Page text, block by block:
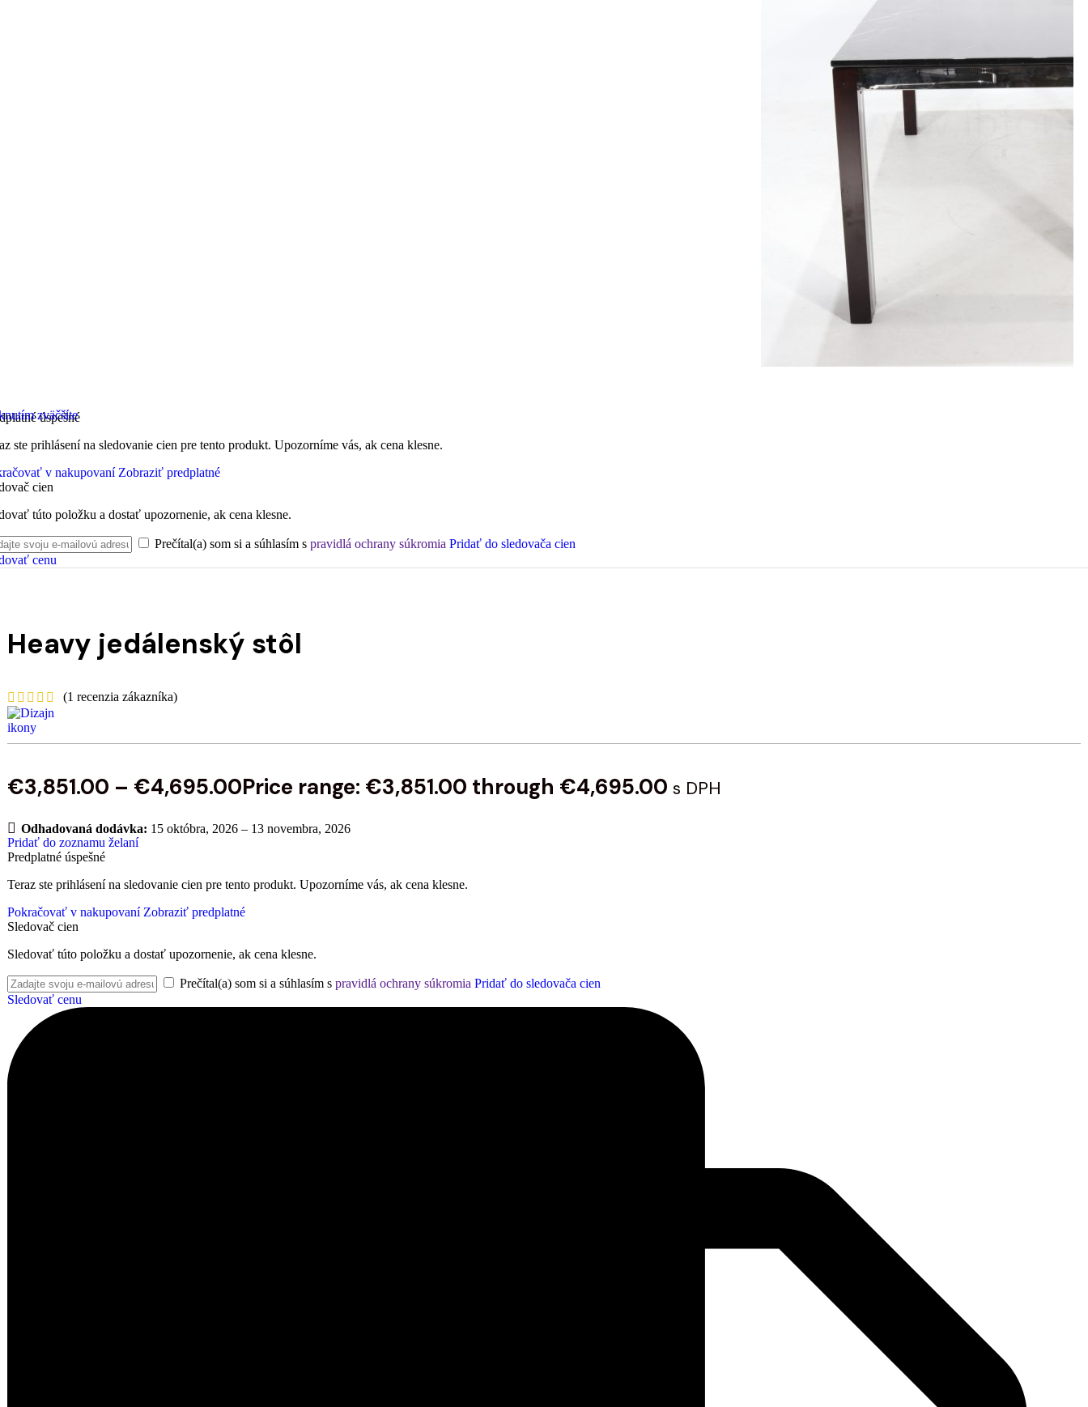
zväčšíte
úspešné
ste prihlásení na sledovanie cien pre tento produkt. Upozorníme vás, ak cena klesne.
v nakupovaní Zobraziť predplatné
cien
túto položku a dostať upozornenie, ak cena klesne.
Prečítal(a) som si a súhlasím s pravidlá ochrany súkromia Pridať do sledovača cien
cenu
Heavy jedálenský stôl
(1 recenzia zákazníka)
€3,851.00 – €4,695.00Price range: €3,851.00 through €4,695.00 s DPH
Odhadovaná dodávka: 15 októbra, 2026 – 13 novembra, 2026
Pridať do zoznamu želaní
Predplatné úspešné
Teraz ste prihlásení na sledovanie cien pre tento produkt. Upozorníme vás, ak cena klesne.
Pokračovať v nakupovaní Zobraziť predplatné
Sledovač cien
Sledovať túto položku a dostať upozornenie, ak cena klesne.
Prečítal(a) som si a súhlasím s pravidlá ochrany súkromia Pridať do sledovača cien
Sledovať cenu